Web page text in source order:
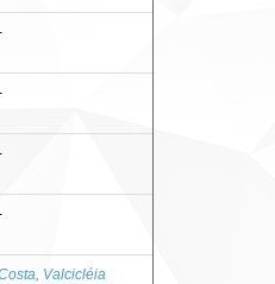
Valcicléia